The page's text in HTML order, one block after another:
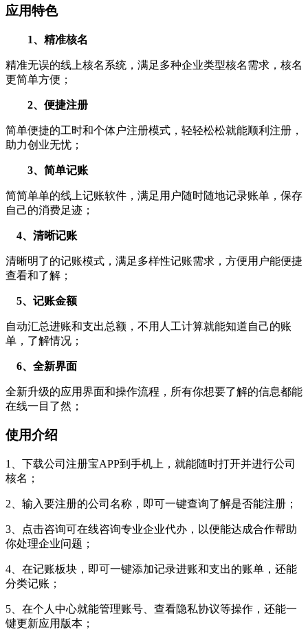
应用特色
1、精准核名
精准无误的线上核名系统，满足多种企业类型核名需求，核名
更简单方便；
2、便捷注册
简单便捷的工时和个体户注册模式，轻轻松松就能顺利注册，
助力创业无忧；
3、简单记账
简简单单的线上记账软件，满足用户随时随地记录账单，保存
自己的消费足迹；
4、清晰记账
清晰明了的记账模式，满足多样性记账需求，方便用户能便捷
查看和了解；
5、记账金额
自动汇总进账和支出总额，不用人工计算就能知道自己的账
单，了解情况；
6、全新界面
全新升级的应用界面和操作流程，所有你想要了解的信息都能
在线一目了然；
使用介绍
1、下载公司注册宝APP到手机上，就能随时打开并进行公司
核名；
2、输入要注册的公司名称，即可一键查询了解是否能注册；
3、点击咨询可在线咨询专业企业代办，以便能达成合作帮助
你处理企业问题；
4、在记账板块，即可一键添加记录进账和支出的账单，还能
分类记账；
5、在个人中心就能管理账号、查看隐私协议等操作，还能一
键更新应用版本；